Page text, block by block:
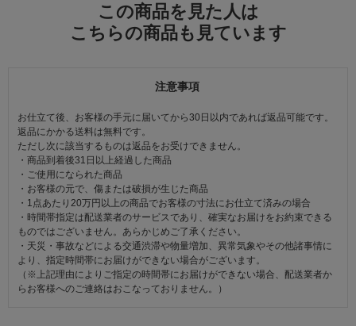
この商品を見た人は
こちらの商品も見ています
注意事項
お仕立て後、お客様の手元に届いてから30日以内であれば返品可能です。
返品にかかる送料は無料です。
ただし次に該当するものは返品をお受けできません。
・商品到着後31日以上経過した商品
・ご使用になられた商品
・お客様の元で、傷または破損が生じた商品
・1点あたり20万円以上の商品でお客様の寸法にお仕立て済みの場合
・時間帯指定は配送業者のサービスであり、確実なお届けをお約束できる
ものではございません。あらかじめご了承ください。
・天災・事故などによる交通渋滞や物量増加、異常気象やその他諸事情に
より、指定時間帯にお届けができない場合がございます。
（※上記理由によりご指定の時間帯にお届けができない場合、配送業者か
らお客様へのご連絡はおこなっておりません。）